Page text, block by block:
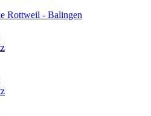
Rottweil - Balingen